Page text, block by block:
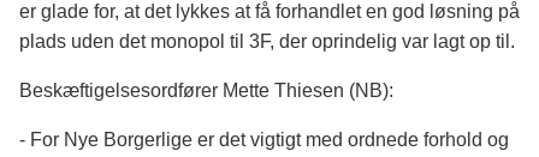
er glade for, at det lykkes at få forhandlet en god løsning på
plads uden det monopol til 3F, der oprindelig var lagt op til.
Beskæftigelsesordfører Mette Thiesen (NB):
- For Nye Borgerlige er det vigtigt med ordnede forhold og